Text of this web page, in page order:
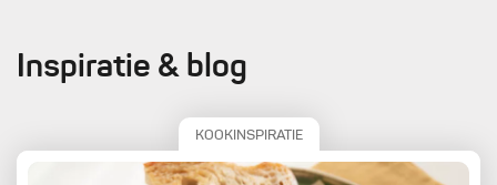
Inspiratie & blog
KOOKINSPIRATIE